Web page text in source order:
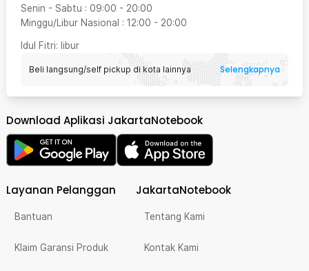
Senin - Sabtu : 09:00 - 20:00
Minggu/Libur Nasional : 12:00 - 20:00
Idul Fitri: libur
Beli langsung/self pickup di kota lainnya Selengkapnya
Download Aplikasi JakartaNotebook
Layanan Pelanggan
Bantuan
Klaim Garansi Produk
JakartaNotebook
Tentang Kami
Kontak Kami